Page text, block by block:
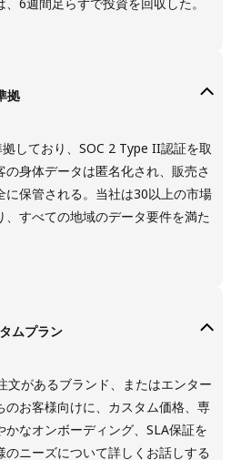
拠
しており、SOC 2 Type II認証を取
身体データは匿名化され、販売さ
に保管される。当社は30以上の市場
、すべての地域のデータ要件を満た
ムプラン
文があるブランド、またはエンター
のお客様向けに、カスタム価格、専
かなオンボーディング、SLA保証を
のニーズについて詳しくお話しする